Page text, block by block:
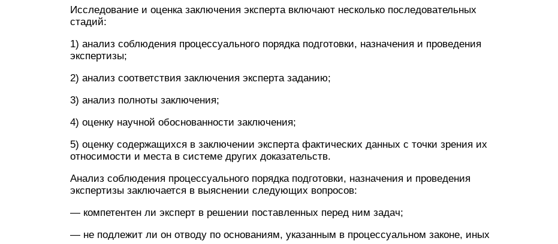
Исследование и оценка заключения эксперта включают несколько последовательных
стадий:
1) анализ соблюдения процессуального порядка подготовки, назначения и проведения
экспертизы;
2) анализ соответствия заключения эксперта заданию;
3) анализ полноты заключения;
4) оценку научной обоснованности заключения;
5) оценку содержащихся в заключении эксперта фактических данных с точки зрения их
относимости и места в системе других доказательств.
Анализ соблюдения процессуального порядка подготовки, назначения и проведения
экспертизы заключается в выяснении следующих вопросов:
— компетентен ли эксперт в решении поставленных перед ним задач;
— не подлежит ли он отводу по основаниям, указанным в процессуальном законе, иных